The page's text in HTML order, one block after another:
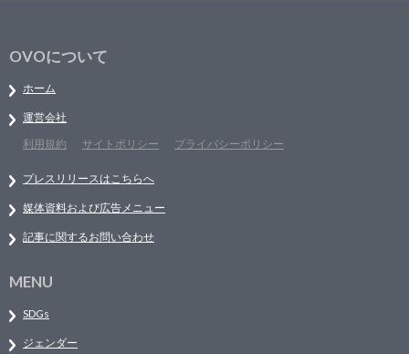
OVOについて
ホーム
運営会社
利用規約
サイトポリシー プライバシーポリシー
プレスリリースはこちらへ
媒体資料および広告メニュー
記事に関するお問い合わせ
MENU
SDGs
ジェンダー